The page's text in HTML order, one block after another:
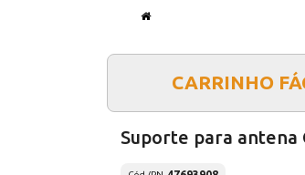
CARRINHO
Suporte para antena